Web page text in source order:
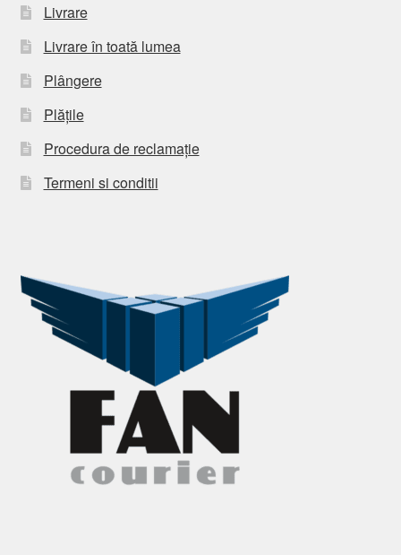
Livrare
Livrare în toată lumea
Plângere
Plățile
Procedura de reclamație
Termeni si conditii